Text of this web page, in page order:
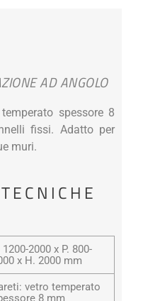
AD ANGOLO
spessore 8
fissi. Adatto per
muri.
1200-2000 x P. 800-
x H. 2000 mm
vetro temperato